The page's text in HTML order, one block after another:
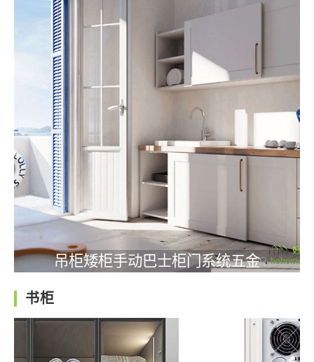
吊柜矮柜手动巴士柜门系统五金
书柜